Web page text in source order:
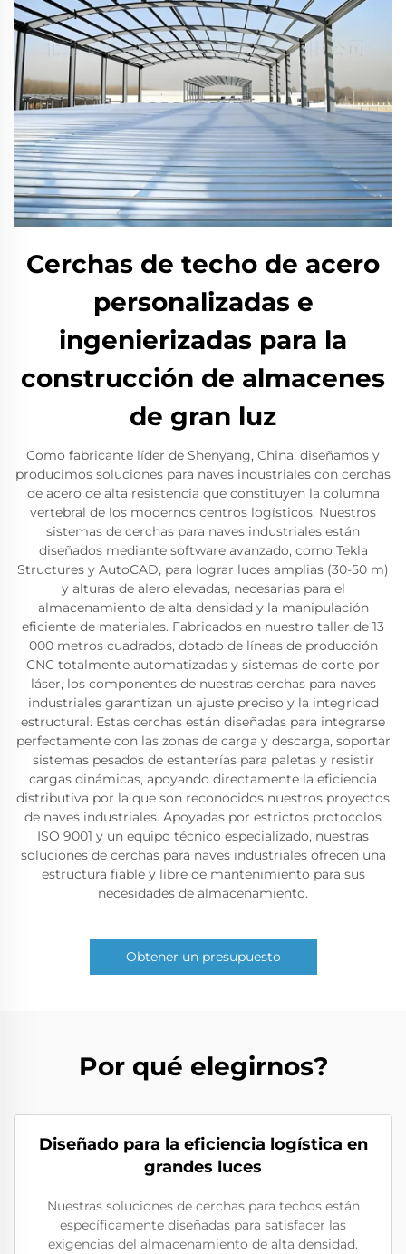
Cerchas de techo de acero
personalizadas e
ingenierizadas para la
construcción de almacenes
de gran luz
Como fabricante líder de Shenyang, China, diseñamos y
producimos soluciones para naves industriales con cerchas
de acero de alta resistencia que constituyen la columna
vertebral de los modernos centros logísticos. Nuestros
sistemas de cerchas para naves industriales están
diseñados mediante software avanzado, como Tekla
Structures y AutoCAD, para lograr luces amplias (30-50 m)
y alturas de alero elevadas, necesarias para el
almacenamiento de alta densidad y la manipulación
eficiente de materiales. Fabricados en nuestro taller de 13
000 metros cuadrados, dotado de líneas de producción
CNC totalmente automatizadas y sistemas de corte por
láser, los componentes de nuestras cerchas para naves
industriales garantizan un ajuste preciso y la integridad
estructural. Estas cerchas están diseñadas para integrarse
perfectamente con las zonas de carga y descarga, soportar
sistemas pesados de estanterías para paletas y resistir
cargas dinámicas, apoyando directamente la eficiencia
distributiva por la que son reconocidos nuestros proyectos
de naves industriales. Apoyadas por estrictos protocolos
ISO 9001 y un equipo técnico especializado, nuestras
soluciones de cerchas para naves industriales ofrecen una
estructura fiable y libre de mantenimiento para sus
necesidades de almacenamiento.
Obtener un presupuesto
Por qué elegirnos?
Diseñado para la eficiencia logística en
grandes luces
Nuestras soluciones de cerchas para techos están
específicamente diseñadas para satisfacer las
exigencias del almacenamiento de alta densidad.